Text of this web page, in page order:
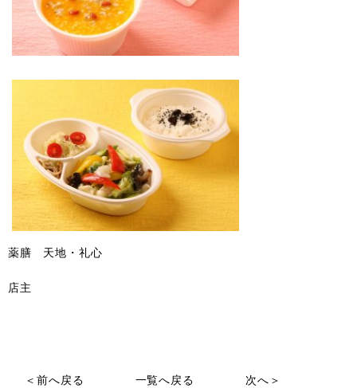
薬膳 天地・礼心
店主
＜前へ戻る 一覧へ戻る 次へ＞